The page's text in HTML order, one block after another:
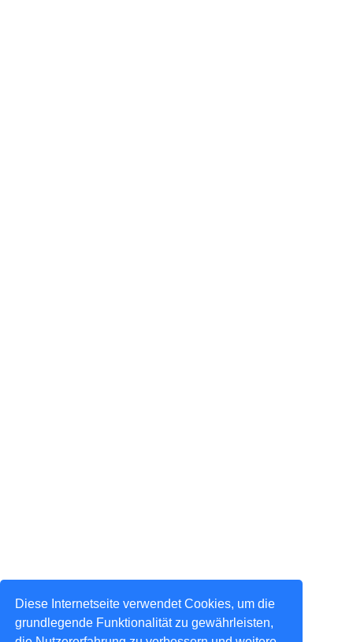
Diese Internetseite verwendet Cookies, um die
grundlegende Funktionalität zu gewährleisten,